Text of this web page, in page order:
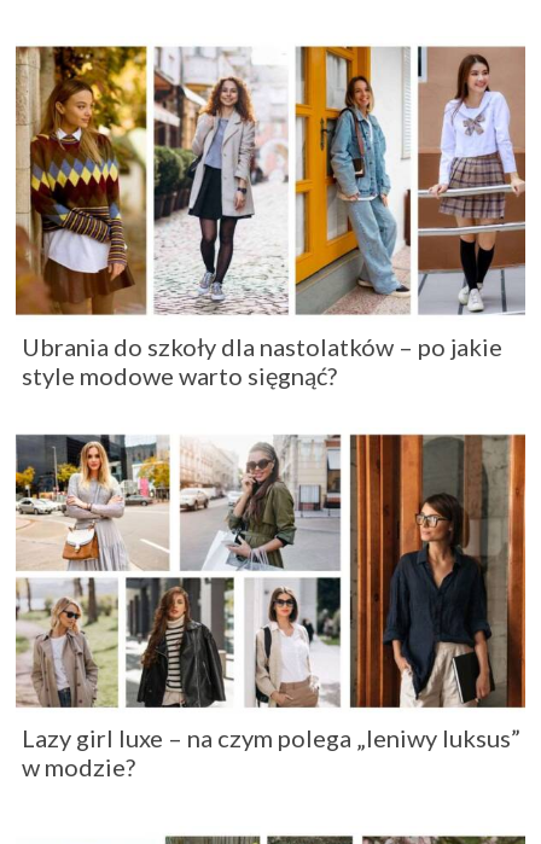
Ubrania do szkoły dla nastolatków – po jakie
style modowe warto sięgnąć?
Lazy girl luxe – na czym polega „leniwy luksus”
w modzie?